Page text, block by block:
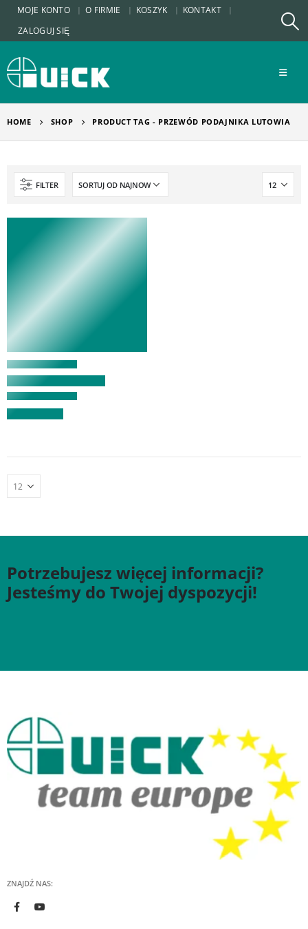
MOJE KONTO O FIRMIE KOSZYK
KONTAKT
ZALOGUJ SIĘ
HOME SHOP PRODUCT TAG - PRZEWÓD PODAJNIKA LUTOWIA
FILTER
Potrzebujesz więcej informacji?
Jesteśmy do Twojej dyspozycji!
ZNAJDŹ NAS: